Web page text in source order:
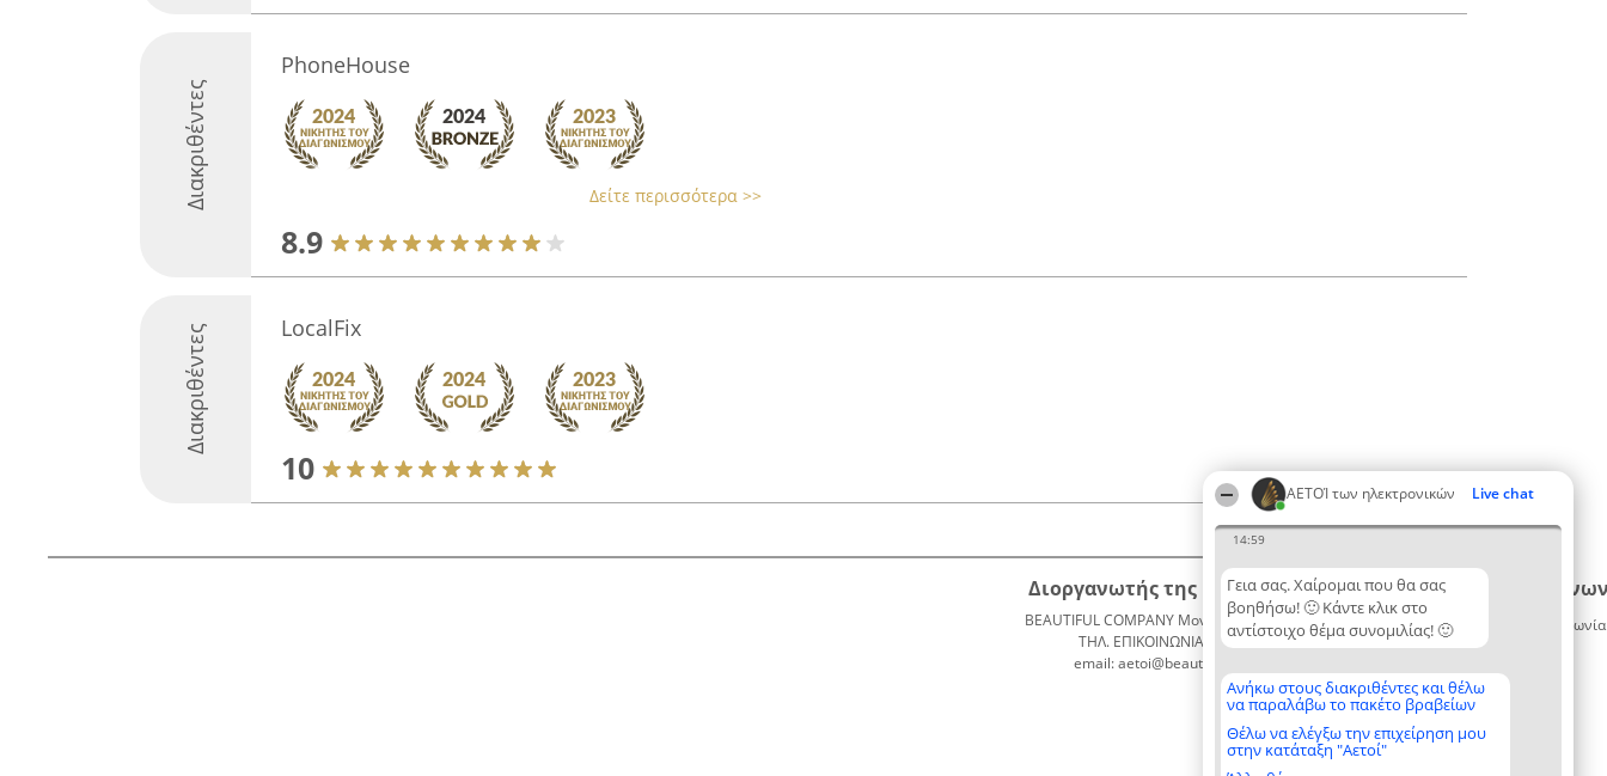
ΑΕΤΟΊ των ηλεκτρονικών Live chat
14:59
Γεια σας. Χαίρομαι που θα σας
βοηθήσω! 🙂 Κάντε κλικ στο
αντίστοιχο θέμα συνομιλίας! 🙂
Ανήκω στους διακριθέντες και θέλω
να παραλάβω το πακέτο βραβείων
Θέλω να ελέγξω την επιχείρηση μου
στην κατάταξη "Αετοί"
Διακριθέντες
PhoneHouse
Δείτε περισσότερα >>
8.9
Διακριθέντες LocalFix
10
Διοργανωτής της κατάταξης
BEAUTIFUL COMPANY Μονοπρόσωπη ΙΚΕ
ΤΗΛ. ΕΠΙΚΟΙΝΩΝΙΑΣ: 2104128019
email: aetoi@beautifulcompany.co
Κατάταξη
Διακριθέντες
Λίστα
διακριθέντων
Μεθοδολογία
Όροι &
προϋποθέσεις
Επικοινωνία